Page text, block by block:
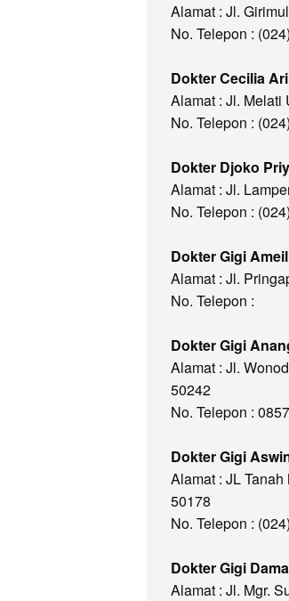
Alamat : Jl.
No. Telepon :
Dokter Cecilia
Alamat : Jl. Melati
No. Telepon :
Dokter Djoko
Alamat : Jl.
No. Telepon :
Dokter Gigi
Alamat : Jl.
No. Telepon :
Dokter Gigi
Alamat : Jl.
50242
No. Telepon :
Dokter Gigi
Alamat : JL
50178
No. Telepon :
Dokter Gigi
Alamat : Jl. Mgr.